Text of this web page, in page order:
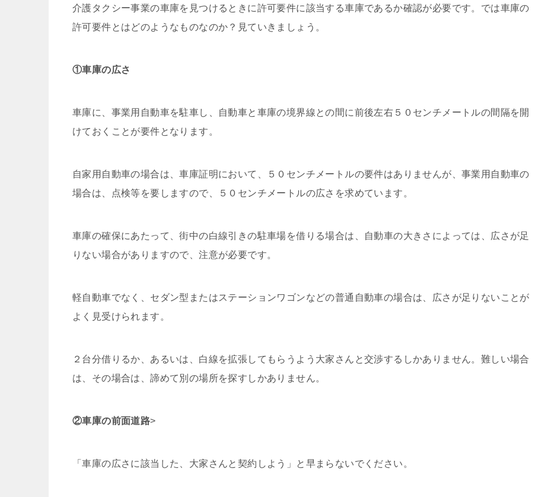
介護タクシー事業の車庫を見つけるときに許可要件に該当する車庫であるか確認が必要です。では車庫の
許可要件とはどのようなものなのか？見ていきましょう。
①車庫の広さ
車庫に、事業用自動車を駐車し、自動車と車庫の境界線との間に前後左右５０センチメートルの間隔を開
けておくことが要件となります。
自家用自動車の場合は、車庫証明において、５０センチメートルの要件はありませんが、事業用自動車の
場合は、点検等を要しますので、５０センチメートルの広さを求めています。
車庫の確保にあたって、街中の白線引きの駐車場を借りる場合は、自動車の大きさによっては、広さが足
りない場合がありますので、注意が必要です。
軽自動車でなく、セダン型またはステーションワゴンなどの普通自動車の場合は、広さが足りないことが
よく見受けられます。
２台分借りるか、あるいは、白線を拡張してもらうよう大家さんと交渉するしかありません。難しい場合
は、その場合は、諦めて別の場所を探すしかありません。
②車庫の前面道路>
「車庫の広さに該当した、大家さんと契約しよう」と早まらないでください。